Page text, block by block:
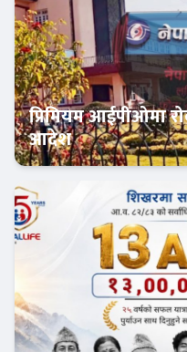
Banner News
प्रिमियम आईपीओमा
आदेश